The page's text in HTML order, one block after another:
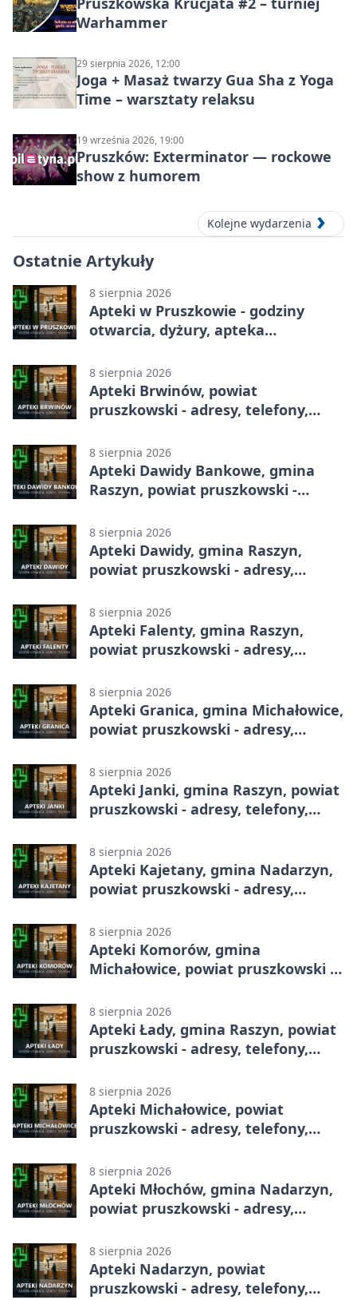
Warhammer
29 sierpnia 2026, 12:00
Joga + Masaż twarzy Gua Sha z Yoga
Time – warsztaty relaksu
19 września 2026, 19:00
Pruszków: Exterminator — rockowe
show z humorem
Kolejne wydarzenia
Ostatnie Artykuły
8 sierpnia 2026
Apteki w Pruszkowie - godziny
otwarcia, dyżury, apteka
8 sierpnia 2026
Apteki Brwinów, powiat
pruszkowski - adresy, telefony,
8 sierpnia 2026
Apteki Dawidy Bankowe, gmina
Raszyn, powiat pruszkowski -
8 sierpnia 2026
Apteki Dawidy, gmina Raszyn,
powiat pruszkowski - adresy,
8 sierpnia 2026
Apteki Falenty, gmina Raszyn,
powiat pruszkowski - adresy,
8 sierpnia 2026
Apteki Granica, gmina Michałowice,
powiat pruszkowski - adresy,
8 sierpnia 2026
Apteki Janki, gmina Raszyn, powiat
pruszkowski - adresy, telefony,
8 sierpnia 2026
Apteki Kajetany, gmina Nadarzyn,
powiat pruszkowski - adresy,
8 sierpnia 2026
Apteki Komorów, gmina
Michałowice, powiat pruszkowski -
8 sierpnia 2026
Apteki Łady, gmina Raszyn, powiat
pruszkowski - adresy, telefony,
8 sierpnia 2026
Apteki Michałowice, powiat
pruszkowski - adresy, telefony,
8 sierpnia 2026
Apteki Młochów, gmina Nadarzyn,
powiat pruszkowski - adresy,
8 sierpnia 2026
Apteki Nadarzyn, powiat
pruszkowski - adresy, telefony,